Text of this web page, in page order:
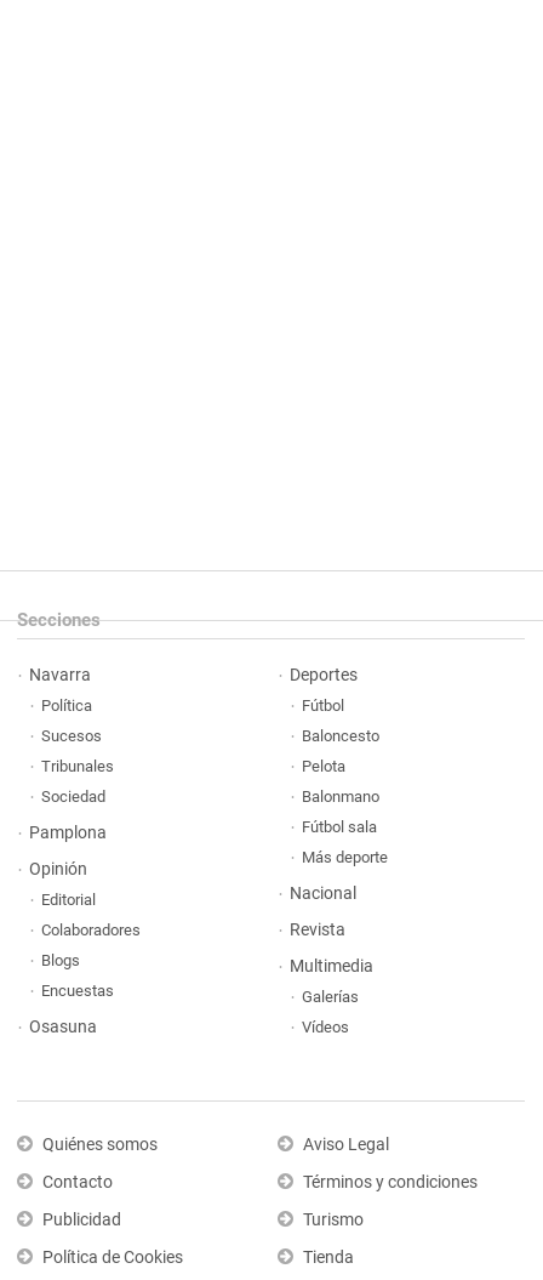
Secciones
Navarra
Política
Sucesos
Tribunales
Sociedad
Pamplona
Opinión
Editorial
Colaboradores
Blogs
Encuestas
Osasuna
Deportes
Fútbol
Baloncesto
Pelota
Balonmano
Fútbol sala
Más deporte
Nacional
Revista
Multimedia
Galerías
Vídeos
Quiénes somos
Contacto
Publicidad
Política de Cookies
Aviso Legal
Términos y condiciones
Turismo
Tienda